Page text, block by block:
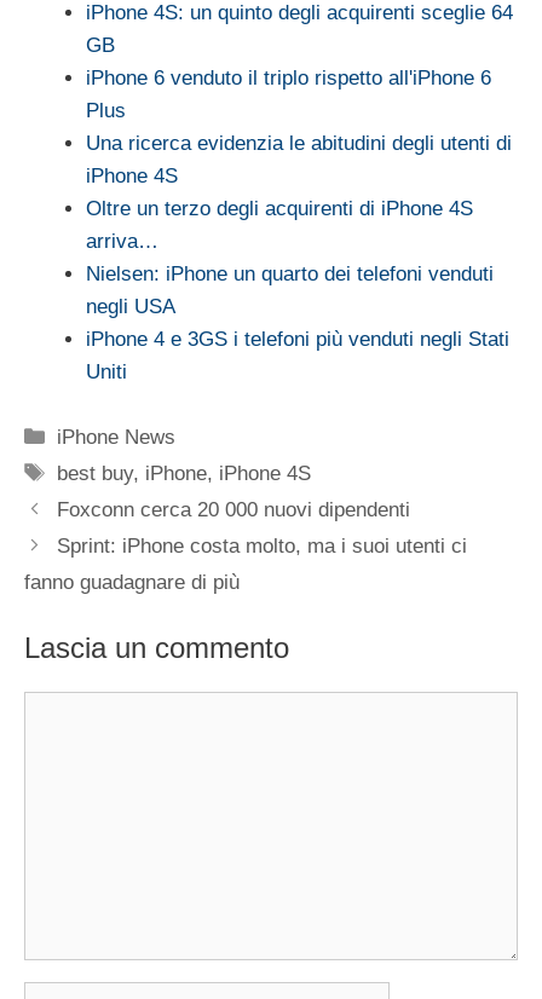
iPhone 4S: un quinto degli acquirenti sceglie 64
GB
iPhone 6 venduto il triplo rispetto all'iPhone 6
Plus
Una ricerca evidenzia le abitudini degli utenti di
iPhone 4S
Oltre un terzo degli acquirenti di iPhone 4S
arriva…
Nielsen: iPhone un quarto dei telefoni venduti
negli USA
iPhone 4 e 3GS i telefoni più venduti negli Stati
Uniti
Categorie
iPhone News
Tag
best buy, iPhone, iPhone 4S
Foxconn cerca 20 000 nuovi dipendenti
Sprint: iPhone costa molto, ma i suoi utenti ci
fanno guadagnare di più
Lascia un commento